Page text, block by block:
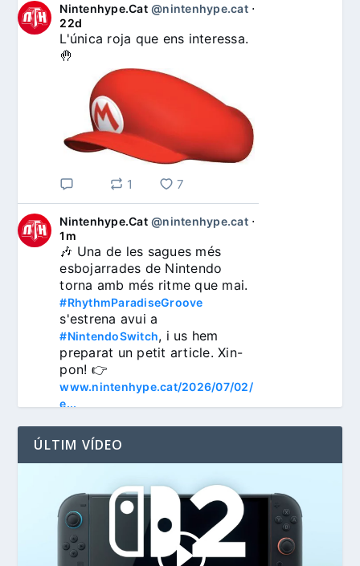
Nintenhype.Cat @nintenhype.cat⋅
22d
L'única roja que ens interessa.
🤚
1 7
Nintenhype.Cat @nintenhype.cat⋅
1m
🎶 Una de les sagues més
esbojarrades de Nintendo
#RhythmParadiseGroove
#NintendoSwitch, i us hem
preparat un petit article. Xin-
www.nintenhype.cat/2026/07/02/
e...
3
ÚLTIM VÍDEO